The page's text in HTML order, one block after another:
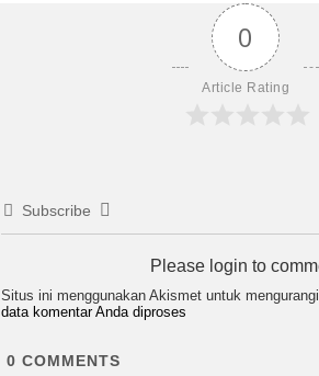
0
Article Rating
Subscribe
Please login to
Situs ini menggunakan Akismet untuk
data komentar Anda diproses
0 COMMENTS